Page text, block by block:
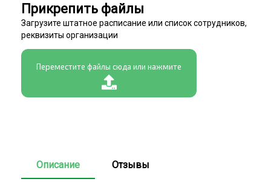
Прикрепить файлы
Загрузите штатное расписание или список сотрудников,
реквизиты организации
Переместите файлы сюда или нажмите
Описание Отзывы